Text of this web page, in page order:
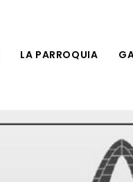
LA PARROQUIA